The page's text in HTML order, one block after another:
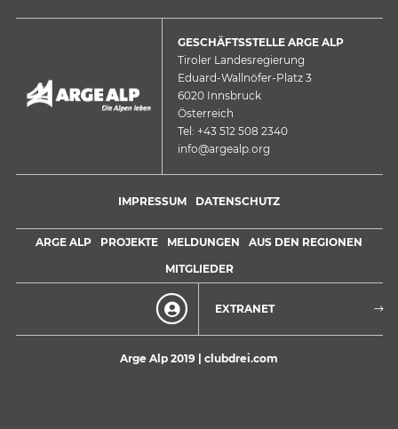
GESCHÄFTSSTELLE ARGE ALP
Tiroler Landesregierung
Eduard-Wallnöfer-Platz 3
6020 Innsbruck
Österreich
Tel: +43 512 508 2340
info@argealp.org
IMPRESSUM DATENSCHUTZ
ARGE ALP PROJEKTE MELDUNGEN
AUS DEN REGIONEN
MITGLIEDER
EXTRANET
Arge Alp 2019 | clubdrei.com